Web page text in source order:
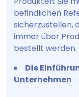
befindlichen
sicherzustellen,
immer über
bestellt werden.
Die
Unternehmen